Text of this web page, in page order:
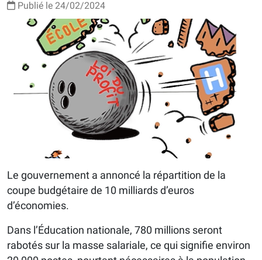
Publié le 24/02/2024
Le gouvernement a annoncé la répartition de la
coupe budgétaire de 10 milliards d’euros
d’économies.
Dans l’Éducation nationale, 780 millions seront
rabotés sur la masse salariale, ce qui signifie environ